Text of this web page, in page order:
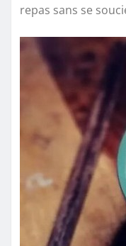
repas sans se